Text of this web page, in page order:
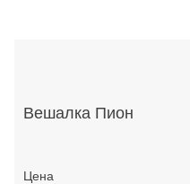
Вешалка Пион